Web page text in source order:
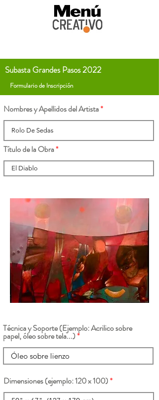
Subasta Grandes Pasos 2022
Formulario de Inscripción
Nombres y Apellidos del Artista
Título de la Obra
Técnica y Soporte (Ejemplo: Acrilico sobre
papel, óleo sobre tela...)
Dimensiones (ejemplo: 120 x 100)